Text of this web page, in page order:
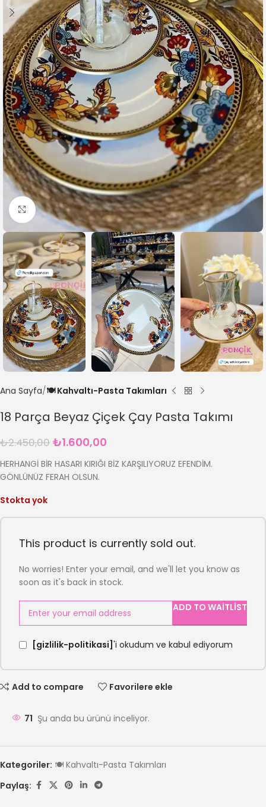
Büyütmek için tıklayın
Ana Sayfa 🍽️ Kahvaltı-Pasta Takımları
18 Parça Beyaz Çiçek Çay Pasta Takımı
₺2.450,00 ₺1.600,00
HERHANGİ BİR HASARI KIRIĞI BİZ KARŞILIYORUZ EFENDİM.
GÖNLÜNÜZ FERAH OLSUN.
Stokta yok
This product is currently sold out.
No worries! Enter your email, and we'll let you know as
soon as it's back in stock.
ADD TO WAITLIST
[gizlilik-politikasi] 'i okudum ve kabul ediyorum
Add to compare Favorilere ekle
71 Şu anda bu ürünü inceliyor.
Kategoriler: 🍽️ Kahvaltı-Pasta Takımları
Paylaş: